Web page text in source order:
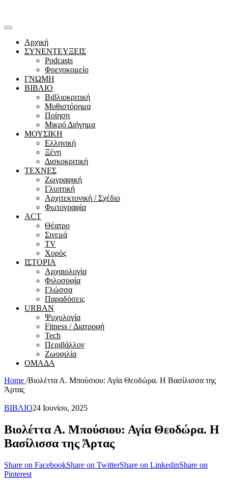
Αρχική
ΣΥΝΕΝΤΕΥΞΕΙΣ
Podcasts
Φρενοκομείο
ΓΝΩΜΗ
ΒΙΒΛΙΟ
Βιβλιοκριτική
Μυθιστόρημα
Ποίηση
Μικρό Διήγημα
ΜΟΥΣΙΚΗ
Ελληνική
Ξένη
Δισκοκριτική
ΤΕΧΝΕΣ
Ζωγραφική
Γλυπτική
Αρχιτεκτονική / Σχέδιο
Φωτογραφία
ACT
Θέατρο
Σινεμά
ΤV
Χορός
ΙΣΤΟΡΙΑ
Αρχαιολογία
Φιλοσοφία
Γλώσσα
Παραδόσεις
URBAN
Ψυχολογία
Fitness / Διατροφή
Tech
Περιβάλλον
Ζωοφιλία
ΟΜΑΔΑ
Home /Βιολέττα Α. Μπούσιου: Αγία Θεοδώρα. Η Βασίλισσα της
Άρτας
ΒΙΒΛΙΟ24 Ιουνίου, 2025
Βιολέττα Α. Μπούσιου: Αγία Θεοδώρα. Η
Βασίλισσα της Άρτας
Share on FacebookShare on TwitterShare on LinkedinShare on
Pinterest